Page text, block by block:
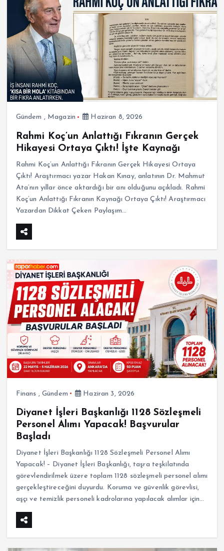
Gündem , Magazin Haziran 8, 2026
Rahmi Koç’un Anlattığı Fıkranın Gerçek
Hikayesi Ortaya Çıktı! İşte Kaynağı
Rahmi Koç’un Anlattığı Fıkranın Gerçek Hikayesi Ortaya
Çıktı! Araştırmacı yazar Hakan Kınay, anlatının Dr. Mahmut
Ata’nın yıllar önce aktardığı bir anı olduğunu açıkladı. Rahmi
Koç’un Anlattığı Fıkranın Kaynağı Ortaya Çıktı! Araştırmacı
Yazardan Dikkat Çeken Paylaşım…
Finans , Gündem Haziran 3, 2026
Diyanet İşleri Başkanlığı 1128 Sözleşmeli
Personel Alımı Yapacak! Başvurular
Başladı
Diyanet İşleri Başkanlığı 1128 Sözleşmeli Personel Alımı
Yapacak! – Diyanet İşleri Başkanlığı, taşra teşkilatında
görevlendirilmek üzere toplam 1128 sözleşmeli personel alımı
gerçekleştireceğini duyurdu. Koruma ve güvenlik görevlisi,
aşçı ve temizlik personeli kadrolarına yapılacak alımlar için…